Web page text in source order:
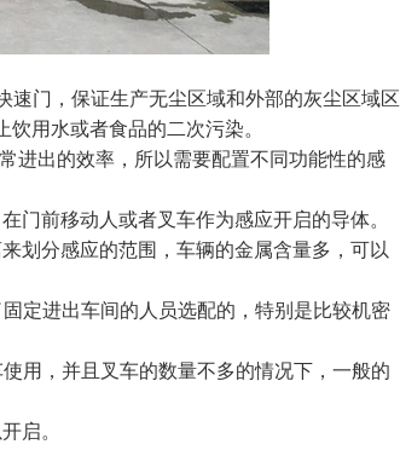
速门，保证生产无尘区域和外部的灰尘区域区
用水或者食品的二次污染。
进出的效率，所以需要配置不同功能性的感
门前移动人或者叉车作为感应开启的导体。
划分感应的范围，车辆的金属含量多，可以
定进出车间的人员选配的，特别是比较机密
用，并且叉车的数量不多的情况下，一般的
启。